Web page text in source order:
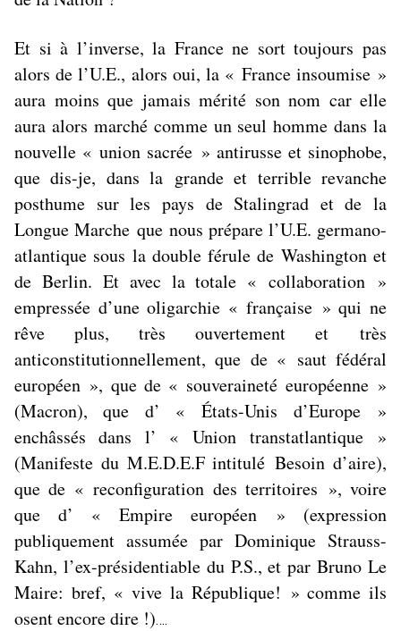
Et si à l’inverse, la France ne sort toujours pas
alors de l’U.E., alors oui, la « France insoumise »
aura moins que jamais mérité son nom car elle
aura alors marché comme un seul homme dans la
nouvelle « union sacrée » antirusse et sinophobe,
que dis-je, dans la grande et terrible revanche
posthume sur les pays de Stalingrad et de la
Longue Marche que nous prépare l’U.E. germano-
atlantique sous la double férule de Washington et
de Berlin. Et avec la totale « collaboration »
empressée d’une oligarchie « française » qui ne
rêve plus, très ouvertement et très
anticonstitutionnellement, que de « saut fédéral
européen », que de « souveraineté européenne »
(Macron), que d’ « États-Unis d’Europe »
enchâssés dans l’ « Union transtatlantique »
(Manifeste du M.E.D.E.F intitulé Besoin d’aire),
que de « reconfiguration des territoires », voire
que d’ « Empire européen » (expression
publiquement assumée par Dominique Strauss-
Kahn, l’ex-présidentiable du P.S., et par Bruno Le
Maire: bref, « vive la République! » comme ils
osent encore dire !)….